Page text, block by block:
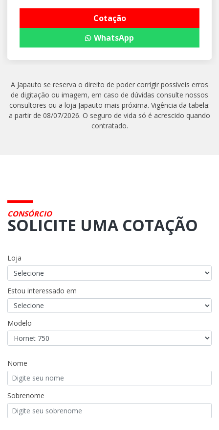
Cotação
WhatsApp
A Japauto se reserva o direito de poder corrigir possíveis erros
de digitação ou imagem, em caso de dúvidas consulte nossos
consultores ou a loja Japauto mais próxima. Vigência da tabela:
a partir de 08/07/2026. O seguro de vida só é acrescido quando
contratado.
CONSÓRCIO
SOLICITE UMA COTAÇÃO
Loja
Estou interessado em
Modelo
Nome
Sobrenome